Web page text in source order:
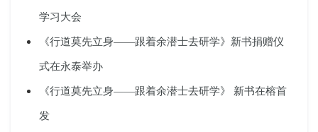
学习大会
《行道莫先立身——跟着余潜士去研学》新书捐赠仪
式在永泰举办
《行道莫先立身——跟着余潜士去研学》 新书在榕首
发